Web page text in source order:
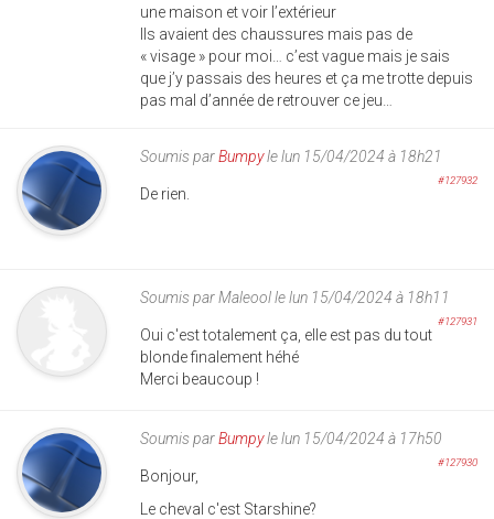
une maison et voir l’extérieur
Ils avaient des chaussures mais pas de
« visage » pour moi… c’est vague mais je sais
que j’y passais des heures et ça me trotte depuis
pas mal d’année de retrouver ce jeu…
Soumis parBumpyle lun 15/04/2024 à 18h21
#127932
De rien.
Soumis parMaleoolle lun 15/04/2024 à 18h11
#127931
Oui c'est totalement ça, elle est pas du tout
blonde finalement héhé
Merci beaucoup !
Soumis parBumpyle lun 15/04/2024 à 17h50
#127930
Bonjour,
Le cheval c'est Starshine?